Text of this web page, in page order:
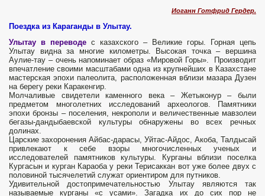
Иоганн Готфрид Гердер.
Поездка из Караганды в Улытау.
Улытау в переводе с казахского – Великие горы. Горная цепь
Улытау видна за многие километры. Высокая точка – вершина
Аулие-тау – очень напоминает образ «Мировой Горы». Производит
впечатление своими масштабами одна из крупнейших в Казахстане
мастерская эпохи палеолита, расположенная вблизи мазара Дузен
на берегу реки Каракенгир.
Молчаливые свидетели каменного века – Жетыконур – были
предметом многолетних исследований археологов. Памятники
эпохи бронзы – поселения, некрополи и величественные мавзолеи
бегазы-дандыбаевской культуры обнаружены во всех речных
долинах.
Царские захоронения Айбас-дарасы, Уйтас-Айдос, Акоба, Талдысай
привлекают к себе взоры многочисленных ученых и
исследователей памятников культуры. Курганы вблизи поселка
Кургасын и курган Караоба у реки Терисаккан вот уже более двух с
половиной тысячелетий служат ориентиром для путников.
Удивительной достопримечательностью Улытау являются так
называемые курганы «с усами». Загадка их до сих пор не